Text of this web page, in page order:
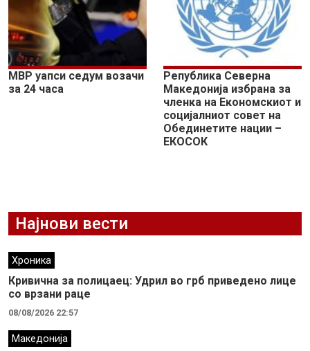
МВР уапси седум возачи
за 24 часа
Република Северна
Македонија избрана за
членка на Економскиот и
социјалниот совет на
Обединетите нации –
ЕКОСОК
Најнови вести
Хроника
Кривична за полицаец: Удрил во грб приведено лице
со врзани раце
08/08/2026 22:57
Македонија